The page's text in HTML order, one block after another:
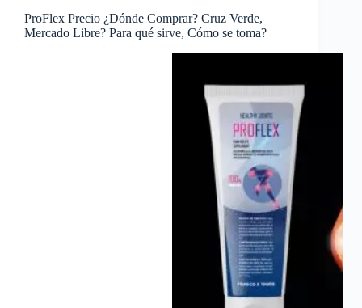
ProFlex Precio ¿Dónde Comprar? Cruz Verde,
Mercado Libre? Para qué sirve, Cómo se toma?